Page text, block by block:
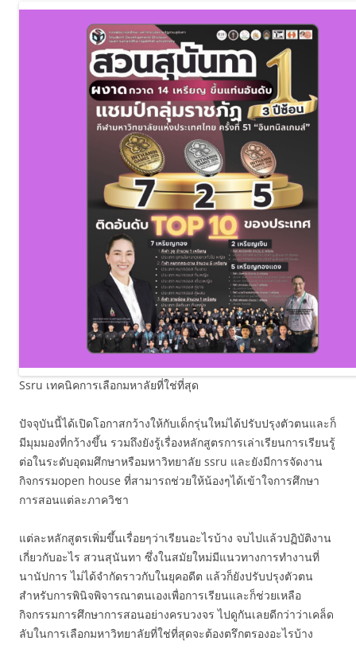
Ssru เทคนิคการเลือกมหาลัยที่ใช่ที่สุด
ปัจจุบันนี้ได้เปิดโอกาสกว้างให้กับเด็กรุ่นใหม่ได้ปรับปรุงตัวตนและก็
มีมุมมองที่กว้างขึ้น รวมถึงยังรู้เรื่องหลักสูตรการเล่าเรียนการเรียนรู้
ต่อในระดับอุดมศึกษาหรือมหาวิทยาลัย ssru และยังมีการจัดงาน
กิจกรรมopen house ที่สามารถช่วยให้น้องๆได้เข้าใจการศึกษา
การสอนแต่ละภาควิชา
แต่ละหลักสูตรเพิ่มขึ้นเรื่อยๆว่าเรียนอะไรบ้าง จบไปแล้วปฏิบัติงาน
เกี่ยวกับอะไร สวนสุนันทา ซึ่งในสมัยใหม่มีแนวทางการทำงานที่
นานัปการ ไม่ได้จำกัดราวกับในยุคอดีต แล้วก็ยังปรับปรุงตัวตน
สำหรับการพินิจพิจารณาตนเองเพื่อการเรียนและก็ช่วยเหลือ
กิจกรรมการศึกษาการสอนอย่างครบวงจร ไปดูกันเลยดีกว่าว่าเคล็ด
ลับในการเลือกมหาวิทยาลัยที่ใช่ที่สุดจะต้องตรึกตรองอะไรบ้าง